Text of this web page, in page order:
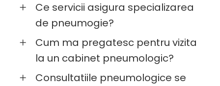
Ce servicii asigura specializarea
de pneumogie?
Cum ma pregatesc pentru vizita
la un cabinet pneumologic?
Consultatiile pneumologice se